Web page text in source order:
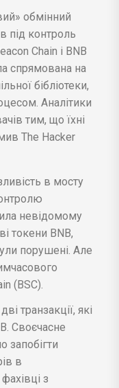
обмінний
під контроль
Chain і BNB
спрямована на
бібліотеки,
Аналітики
тим, що їхні
The Hacker
в мосту
невідомому
токени BNB,
порушені. Але
(BSC).
транзакції, які
Своєчасне
запобігти
в
з